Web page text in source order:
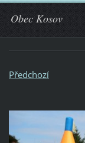
Obec Kosov
Předchozí